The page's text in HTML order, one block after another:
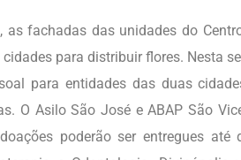
as fachadas das unidades do
para distribuir flores. Nesta
para entidades das duas
O Asilo São José e ABAP São
poderão ser entregues